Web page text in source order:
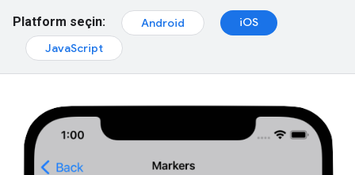
Platform seçin: Android
iOS
JavaScript